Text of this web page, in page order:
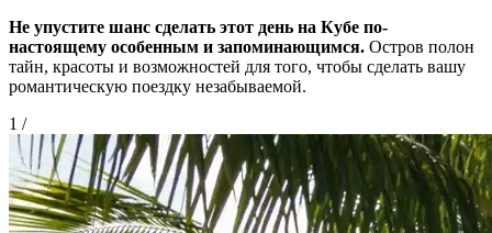
Не упустите шанс сделать этот день на Кубе по-
настоящему особенным и запоминающимся. Остров полон
тайн, красоты и возможностей для того, чтобы сделать вашу
романтическую поездку незабываемой.
1 /